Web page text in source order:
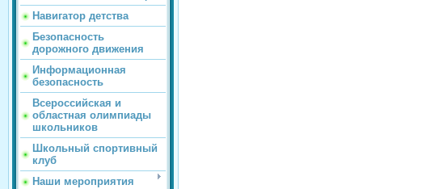
Навигатор детства
Безопасность
дорожного движения
Информационная
безопасность
Всероссийская и
областная олимпиады
школьников
Школьный спортивный
клуб
Наши мероприятия